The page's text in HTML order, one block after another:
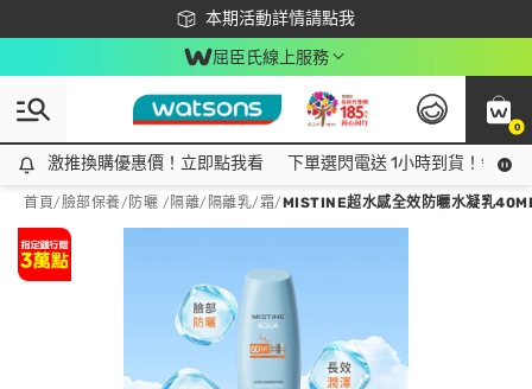
本期活動詳情請點我
下載app最高回饋$350
屈臣氏線上服務
0
激推換購優惠價！立即點我看
激推換購優惠價！立即點我看 下單選閃電送 1小時到貨！領神
首頁/臉部保養/ 防曬 /隔離/ 隔離乳/霜/MISTINE超水感全效防曬水凝乳